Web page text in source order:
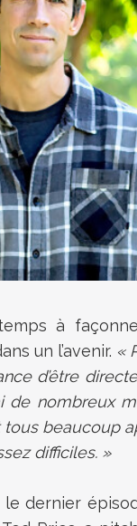
à
un l’avenir. «
d’être
de nombreux
beaucoup
difficiles. »
dernier